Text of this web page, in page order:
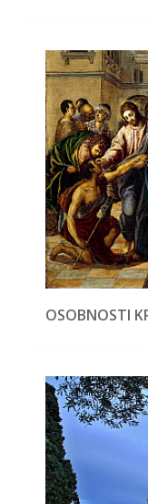
OSOBNOSTI